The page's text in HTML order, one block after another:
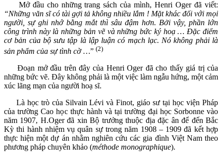
Mở đầu cho những trang sách của mình, Henri Oger đã viết:
“Những văn sĩ có tài gợi tả không nhiều lắm ! Mặt khác đối với mọi
người, sự ghi nhớ bằng mắt thì sâu đậm hơn. Bởi vậy, phần lớn
công trình này là những bản vẽ và những bức ký hoạ … Đặc điểm
cơ bản của bộ sưu tập là lập luận có mạch lạc. Nó không phải là
sản phẩm của sự tình cờ …” (2)
Đoạn mở đầu trên đây của Henri Oger đã cho thấy giá trị của
những bức vẽ. Đây không phải là một việc làm ngẫu hứng, một cảm
xúc lãng mạn của người hoạ sĩ.
Là học trò của Silvain Lévi và Finot, giáo sư tại học viện Pháp
của trường Cao học thực hành và tại trường đại học Sorbonne vào
năm 1907, H.Oger đã xin Bộ trưởng thuộc địa đặc ân để đến Bắc
Kỳ thi hành nhiệm vụ quân sự trong năm 1908 – 1909 đã kết hợp
thực hiện một dự án nhằm nghiên cứu các gia đình Việt Nam theo
phương pháp chuyên khảo (méthode monographique).